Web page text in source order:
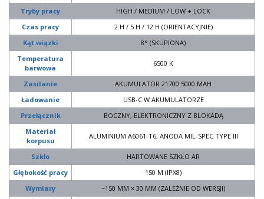
Tryby pracy
HIGH / MEDIUM / LOW + LOCK
Czas pracy
2 H / 5 H / 12 H (ORIENTACYJNIE)
Kąt wiązki
8° (SKUPIONA)
Temperatura
barwowa
6500 K
Zasilanie
AKUMULATOR 21700 5000 MAH
Ładowanie
USB-C W AKUMULATORZE
Przełącznik
BOCZNY, ELEKTRONICZNY Z BLOKADĄ
Materiał
korpusu
ALUMINIUM A6061-T6, ANODA MIL-SPEC TYPE III
Szkło
HARTOWANE SZKŁO AR
Głębokość pracy
150 M (IPX8)
Wymiary
~150 MM × 30 MM (ZALEŻNIE OD WERSJI)